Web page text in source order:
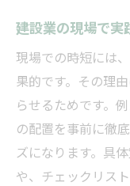
業務効率化な
現
建設業
行政書士
理由
建設業許
建設業の現場で実
現場での時短には
果的です。その理
らせるためです。
の配置を事前に徹
ズになります。具
や、チェックリス